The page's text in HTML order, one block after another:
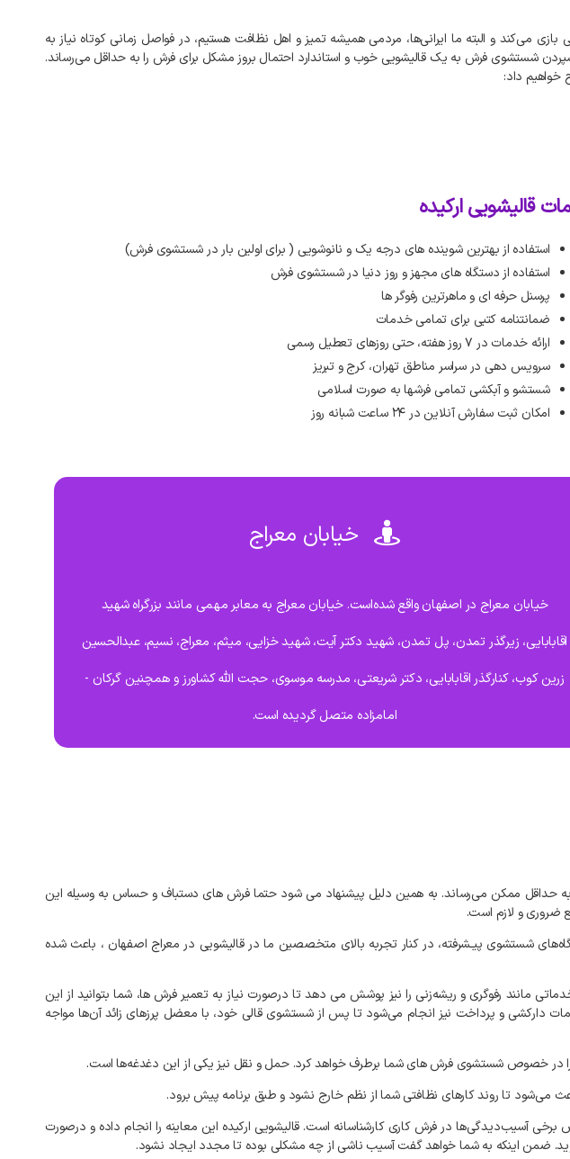
بازی می‌کند و البته ما ایرانی‌ها، مردمی همیشه تمیز و اهل نظافت هستیم، در فواصل زمانی کوتاه نیاز به
شستشوی فرش به یک قالیشویی خوب و استاندارد احتمال بروز مشکل برای فرش را به‌ حداقل می‌رساند.
خواهیم داد:
قالیشویی ارکیده
استفاده از بهترین شوینده های درجه یک و نانوشویی ( برای اولین بار در شستشوی فرش)
استفاده از دستگاه های مجهز و روز دنیا در شستشوی فرش
پرسنل حرفه ای و ماهرترین رفوگر ها
ضمانتنامه کتبی برای تمامی خدمات
ارائه خدمات در ۷ روز هفته، حتی روزهای تعطیل رسمی
سرویس دهی در سراسر مناطق تهران، کرج و تبریز
شستشو و آبکشی تمامی فرشها به صورت اسلامی
امکان ثبت سفارش آنلاین در ۲۴ ساعت شبانه روز
خیابان معراج
خیابان معراج در اصفهان واقع شده‌است. خیابان معراج به معابر مهمی مانند بزرگراه شهید
اقابابایی، زیرگذر تمدن، پل تمدن، شهید دکتر آیت، شهید خزایی، میثم، معراج، نسیم، عبدالحسین
زرین کوب، کنارگذر اقابابایی، دکتر شریعتی، مدرسه موسوی، حجت الله کشاورز و همچنین گرکان -
امامزاده متصل گردیده است.
به حداقل ممکن می‌رساند. به‌ همین دلیل پیشنهاد می‌ شود حتما فرش‌ های دستباف و حساس به وسیله این
ضروری و لازم است.
شستشوی پیـشرفته، در کنار تجربه بالای متخصصین ما در قالیشویی در معراج اصفهان ، باعث شده
مانند رفوگری و ریشه‌زنی را نیز پوشش می‌ دهد تا درصورت نیاز به تعمیر فرش‌ ها، شما بتوانید از این
دارکشی و پرداخت نیز انجام می‌شود تا پس از شستشوی قالی خود، با معضل پرزهای زائد آن‌ها مواجه
در خصوص شستشوی فرش‌ های شما برطرف خواهدکرد.حمل و نقل نیز یکی از این دغدغه‌ها است.
می‌شود تا روندکارهای نظافتی شما از نظمخارج نشود و طبق برنامه پیش برود.
برخی آسیب‌دیدگی‌ها در فرش کاری کارشناسانه است. قالیشویی ارکیده این معاینه را انجام داده و درصورت
. ضمن اینکه به شماخواهدگفت آسیب ناشی از چه مشکلی بوده تا مجدد ایجاد نشود.